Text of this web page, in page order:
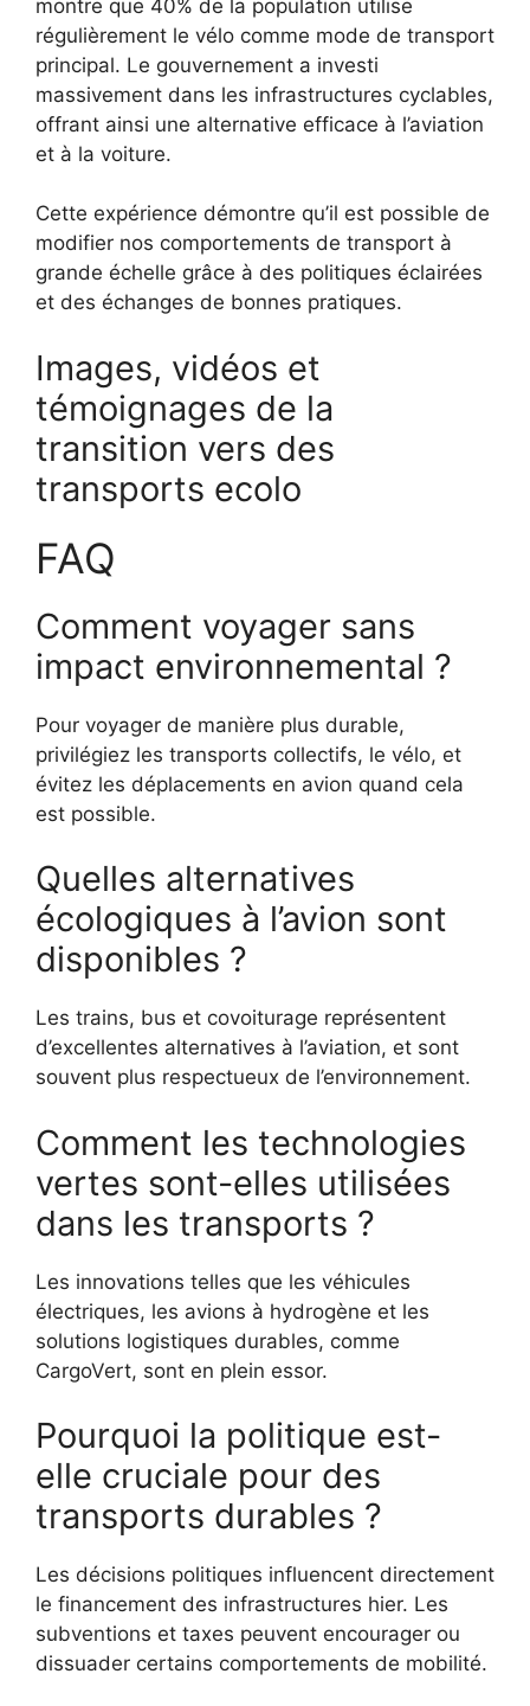
montre que 40% de la population utilise
régulièrement le vélo comme mode de transport
principal. Le gouvernement a investi
massivement dans les infrastructures cyclables,
offrant ainsi une alternative efficace à l’aviation
et à la voiture.
Cette expérience démontre qu’il est possible de
modifier nos comportements de transport à
grande échelle grâce à des politiques éclairées
et des échanges de bonnes pratiques.
Images, vidéos et
témoignages de la
transition vers des
transports ecolo
FAQ
Comment voyager sans
impact environnemental ?
Pour voyager de manière plus durable,
privilégiez les transports collectifs, le vélo, et
évitez les déplacements en avion quand cela
est possible.
Quelles alternatives
écologiques à l’avion sont
disponibles ?
Les trains, bus et covoiturage représentent
d’excellentes alternatives à l’aviation, et sont
souvent plus respectueux de l’environnement.
Comment les technologies
vertes sont-elles utilisées
dans les transports ?
Les innovations telles que les véhicules
électriques, les avions à hydrogène et les
solutions logistiques durables, comme
CargoVert, sont en plein essor.
Pourquoi la politique est-
elle cruciale pour des
transports durables ?
Les décisions politiques influencent directement
le financement des infrastructures hier. Les
subventions et taxes peuvent encourager ou
dissuader certains comportements de mobilité.